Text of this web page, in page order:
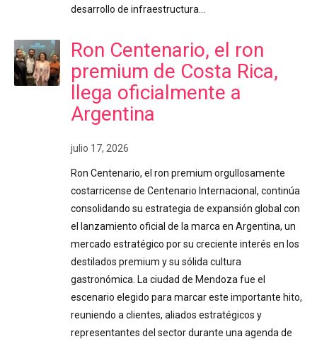
desarrollo de infraestructura…
Ron Centenario, el ron
premium de Costa Rica,
llega oficialmente a
Argentina
julio 17, 2026
Ron Centenario, el ron premium orgullosamente
costarricense de Centenario Internacional, continúa
consolidando su estrategia de expansión global con
el lanzamiento oficial de la marca en Argentina, un
mercado estratégico por su creciente interés en los
destilados premium y su sólida cultura
gastronómica. La ciudad de Mendoza fue el
escenario elegido para marcar este importante hito,
reuniendo a clientes, aliados estratégicos y
representantes del sector durante una agenda de